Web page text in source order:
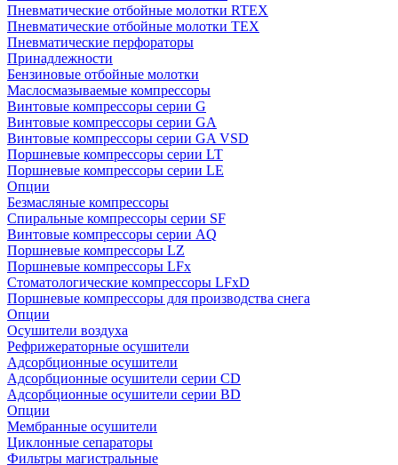
Пневматические отбойные молотки RTEX
Пневматические отбойные молотки TEX
Пневматические перфораторы
Принадлежности
Бензиновые отбойные молотки
Маслосмазываемые компрессоры
Винтовые компрессоры серии G
Винтовые компрессоры cерии GA
Винтовые компрессоры cерии GA VSD
Поршневые компрессоры серии LT
Поршневые компрессоры серии LE
Опции
Безмасляные компрессоры
Спиральные компрессоры серии SF
Винтовые компрессоры серии AQ
Поршневые компрессоры LZ
Поршневые компрессоры LFx
Стоматологические компрессоры LFxD
Поршневые компрессоры для производства снега
Опции
Осушители воздуха
Рефрижераторные осушители
Адсорбционные осушители
Адсорбционные осушители серии CD
Адсорбционные осушители серии BD
Опции
Мембранные осушители
Циклонные сепараторы
Фильтры магистральные